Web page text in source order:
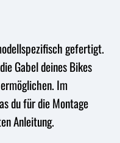
gefertigt.
Gabel deines Bikes
Im
du für die Montage
Anleitung.